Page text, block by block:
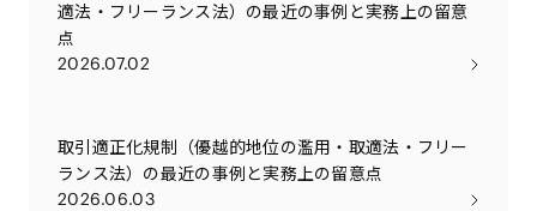
適法・フリーランス法）の最近の事例と実務上の留意
点
2026.07.02
取引適正化規制（優越的地位の濫用・取適法・フリー
ランス法）の最近の事例と実務上の留意点
2026.06.03